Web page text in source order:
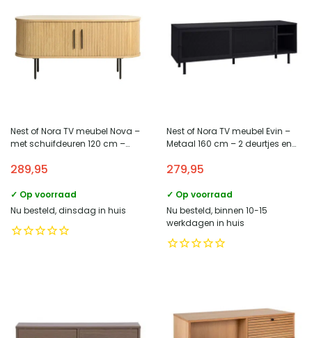
Nest of Nora TV meubel Nova –
met schuifdeuren 120 cm –
289,95
✓ Op voorraad
Nu besteld, dinsdag in huis
Nest of Nora TV meubel Evin –
Metaal 160 cm – 2 deurtjes en
279,95
✓ Op voorraad
Nu besteld, binnen 10-15
werkdagen in huis